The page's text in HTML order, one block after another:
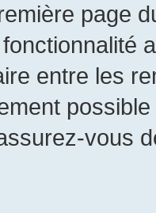
page
entre les
vous